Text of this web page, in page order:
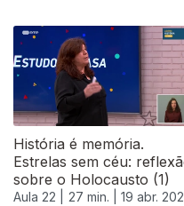
História é memória.
Estrelas sem céu:
sobre o Holocausto (1)
Aula 22 | 27 min. | 19 abr.
539715